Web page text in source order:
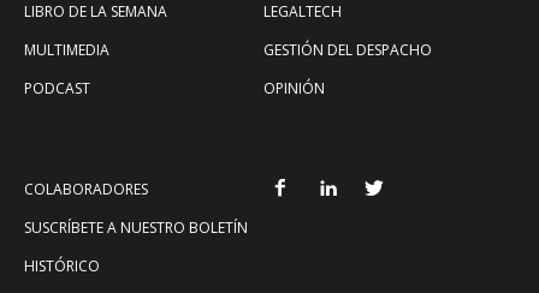
LIBRO DE LA SEMANA
MULTIMEDIA
PODCAST
LEGALTECH
GESTIÓN DEL DESPACHO
OPINIÓN
COLABORADORES
SUSCRÍBETE A NUESTRO BOLETÍN
HISTÓRICO